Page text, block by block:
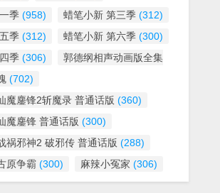
季 (958) 蜡笔小新 第三季 (312)
季 (312) 蜡笔小新 第六季 (300)
季 (306)
郭德纲相声动画版全集
(702)
魔鏖锋2斩魔录 普通话版 (360)
魔鏖锋 普通话版 (300)
祸邪神2 破邪传 普通话版 (288)
原争霸 (300) 麻辣小冤家 (306)